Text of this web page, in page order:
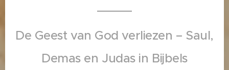
De Geest van God verliezen – Saul,
Demas en Judas in Bijbels